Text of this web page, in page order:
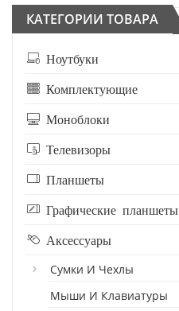
КАТЕГОРИИ ТОВАРА
Ноутбуки
Комплектующие
Моноблоки
Телевизоры
Планшеты
Графические планшеты
Аксессуары
Сумки И Чехлы
Мыши И Клавиатуры